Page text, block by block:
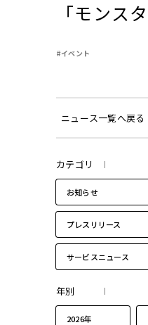
「モンス
#イベント
ニュース一覧へ戻る
カテゴリ
お知らせ
プレスリリース
サービスニュース
年別
2026年